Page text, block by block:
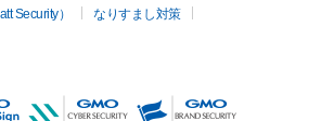
dialogue with myself (the artist within
to draw the same picture twice.
Security）
なりすまし対策